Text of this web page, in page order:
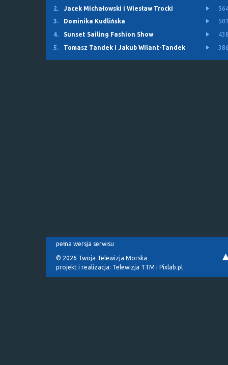
2.
Jacek Michałowski i Wiesław Trocki
3.
Dominika Kudlińska
4.
Sunset Sailing Fashion Show
5.
Tomasz Tandek i Jakub Wilant-Tandek
pełna wersja serwisu
© 2026 Twoja Telewizja Morska
projekt i realizacja: Telewizja TTM i Pixlab.pl